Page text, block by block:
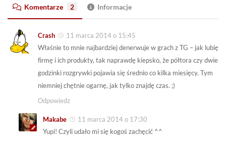
Komentarze 2 Informacje
Crash
11 marca 2014 o 15:45
Właśnie to mnie najbardziej denerwuje w grach z TG – jak lubię
firmę i ich produkty, tak naprawdę kiepsko, że półtora czy dwie
godzinki rozgrywki pojawia się średnio co kilka miesięcy. Tym
niemniej chętnie ogarnę, jak tylko znajdę czas. ;)
Odpowiedz
Makabe
11 marca 2014 o 17:30
Yupi! Czyli udało mi się kogoś zachęcić ^^